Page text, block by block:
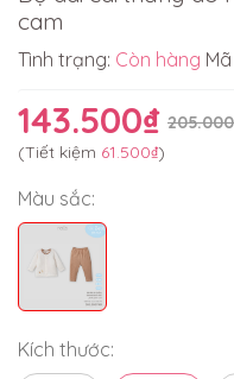
cam
Tình trạng: Còn hàng Mã
143.500₫
(Tiết kiệm 61.500₫)
Màu sắc:
Kích thước: